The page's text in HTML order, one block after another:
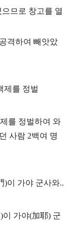
므로 창고를 열
격하여 빼앗았
제를 정벌
를 정벌하여 와
사람 2백여 명
)이 가야 군사와..
이 가야(加耶) 군